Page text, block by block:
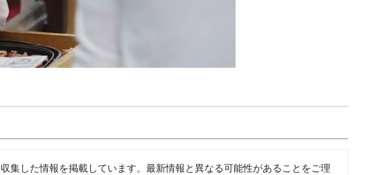
集した情報を掲載しています。最新情報と異なる可能性があることをご理